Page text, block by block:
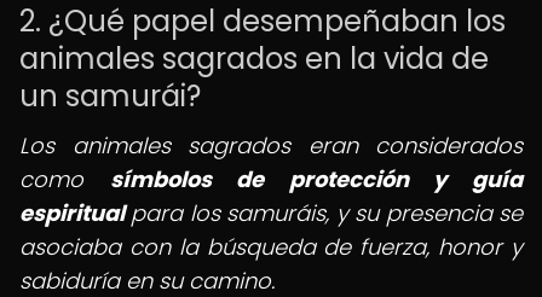
2. ¿Qué papel desempeñaban los
animales sagrados en la vida de
un samurái?
Los animales sagrados eran considerados
como símbolos de protección y guía
espiritualpara los samuráis, y su presencia se
asociaba con la búsqueda de fuerza, honor y
sabiduría en su camino.